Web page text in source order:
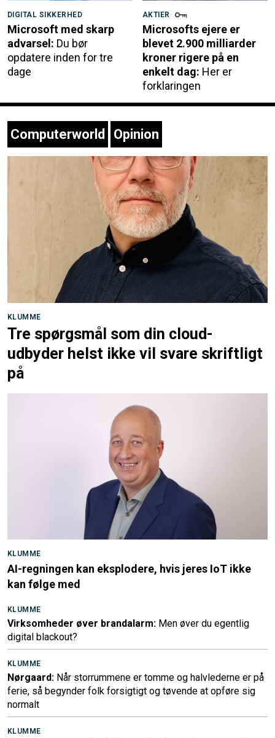
DIGITAL SIKKERHED
Microsoft med skarp
advarsel: Du bør
opdatere inden for tre
dage
AKTIER
Microsofts ejere er
blevet 2.900 milliarder
kroner rigere på en
enkelt dag: Her er
forklaringen
Computerworld Opinion
KLUMME
Tre spørgsmål som din cloud-
udbyder helst ikke vil svare skriftligt
på
KLUMME
AI-regningen kan eksplodere, hvis jeres IoT ikke
kan følge med
KLUMME
Virksomheder øver brandalarm: Men øver du egentlig
digital blackout?
KLUMME
Nørgaard: Når storrummene er tomme og halvlederne er på
ferie, så begynder folk forsigtigt og tøvende at opføre sig
normalt
KLUMME